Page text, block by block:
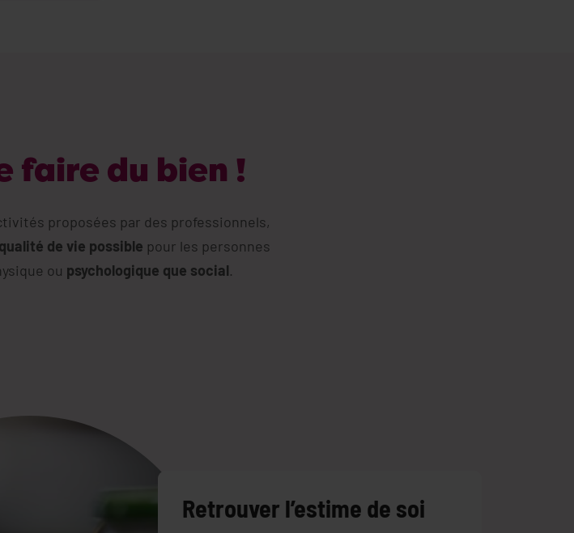
faire du bien !
proposées par des professionnels,
de vie possible pour les personnes
ou psychologique que social.
Retrouver l’estime de soi